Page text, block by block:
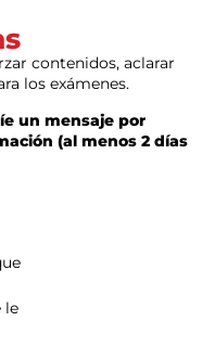
contenidos, aclarar
los exámenes.
un mensaje por
(al menos 2 días
le